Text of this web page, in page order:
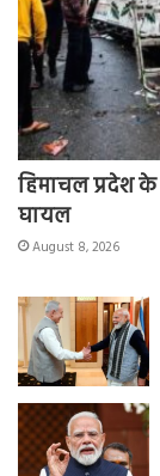
हिमाचल प्रदेश
घायल
August 8, 2026